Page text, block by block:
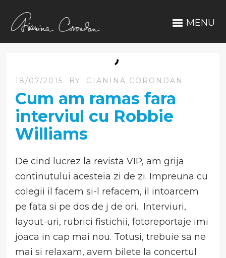
MENU
18/07/2015 BY GIANINA CORONDAN
Cum am ramas fara
interviul cu Robbie
Williams
De cind lucrez la revista VIP, am grija
continutului acesteia zi de zi. Impreuna cu
colegii il facem si-l refacem, il intoarcem
pe fata si pe dos de j de ori. Interviuri,
layout-uri, rubrici fistichii, fotoreportaje imi
joaca in cap mai nou. Totusi, trebuie sa ne
mai si relaxam, avem bilete la concertul